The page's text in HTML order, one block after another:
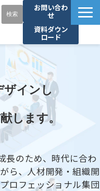
お問い合わ
せ
資料ダウン
ロード
る理由
覧
す
座
報
ード
集
ザインし
します。
長のため、時代に合わ
ら、人材開発・組織開
ロフェッショナル集団